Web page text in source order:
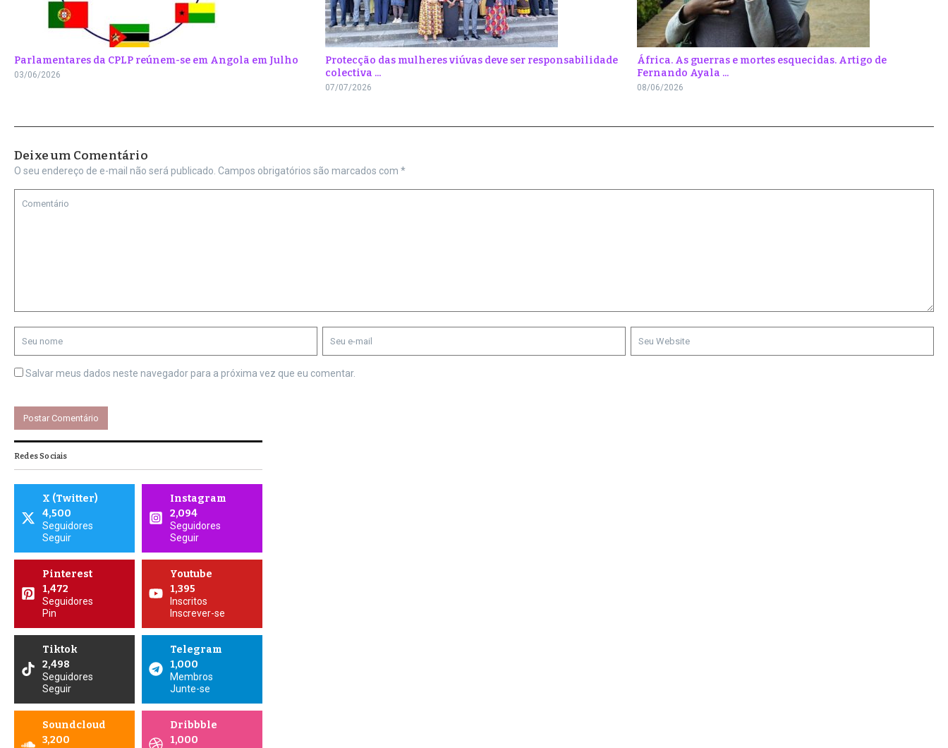
Parlamentares da CPLP reúnem-se em Angola em Julho
03/06/2026
Protecção das mulheres viúvas deve ser responsabilidade
colectiva ...
07/07/2026
África. As guerras e mortes esquecidas. Artigo de
Fernando Ayala ...
08/06/2026
Deixe um Comentário
O seu endereço de e-mail não será publicado. Campos obrigatórios são marcados com *
Salvar meus dados neste navegador para a próxima vez que eu comentar.
Redes Sociais
X (Twitter)
4,500
Seguidores
Seguir
Instagram
2,094
Seguidores
Seguir
Pinterest
1,472
Seguidores
Pin
Youtube
1,395
Inscritos
Inscrever-se
Tiktok
2,498
Seguidores
Seguir
Telegram
1,000
Membros
Junte-se
Soundcloud
3,200
Dribbble
1,000